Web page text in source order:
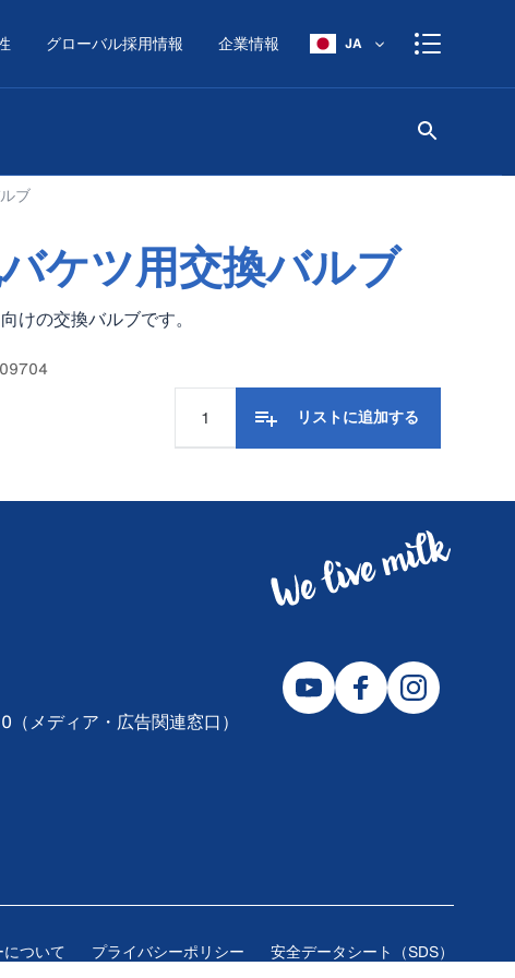
グローバル採用情報 企業情報 JA
ブ
ケツ用交換バルブ
けの交換バルブです。
リストに追加する
メディア・広告関連窓口）
ついて プライバシーポリシー 安全データシート（SDS）